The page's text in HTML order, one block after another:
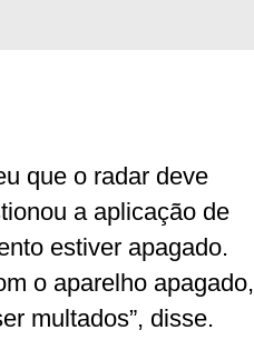
que o radar deve
a aplicação de
estiver apagado.
o aparelho apagado,
multados”, disse.